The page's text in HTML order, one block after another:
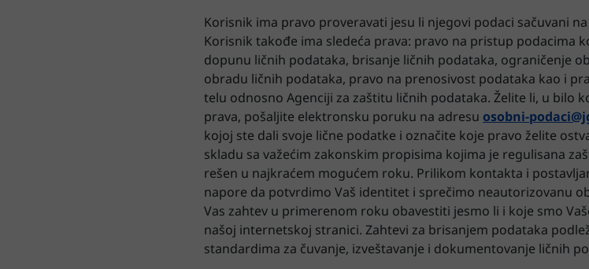
Korisnik ima pravo proveravati jesu li njegovi podaci sačuvani
Korisnik takođe ima sledeća prava: pravo na pristup podacima
dopunu ličnih podataka, brisanje ličnih podataka, ograničenje
obradu ličnih podataka, pravo na prenosivost podataka kao i
telu odnosno Agenciji za zaštitu ličnih podataka. Želite li, u bilo
prava, pošaljite elektronsku poruku na adresu osobni-
kojoj ste dali svoje lične podatke i označite koje pravo želite
skladu sa važećim zakonskim propisima kojima je regulisana
rešen u najkraćem mogućem roku. Prilikom kontakta i
napore da potvrdimo Vaš identitet i sprečimo neautorizovanu
Vas zahtev u primerenom roku obavestiti jesmo li i koje smo
našoj internetskoj stranici. Zahtevi za brisanjem podataka
standardima za čuvanje, izveštavanje i dokumentovanje ličnih